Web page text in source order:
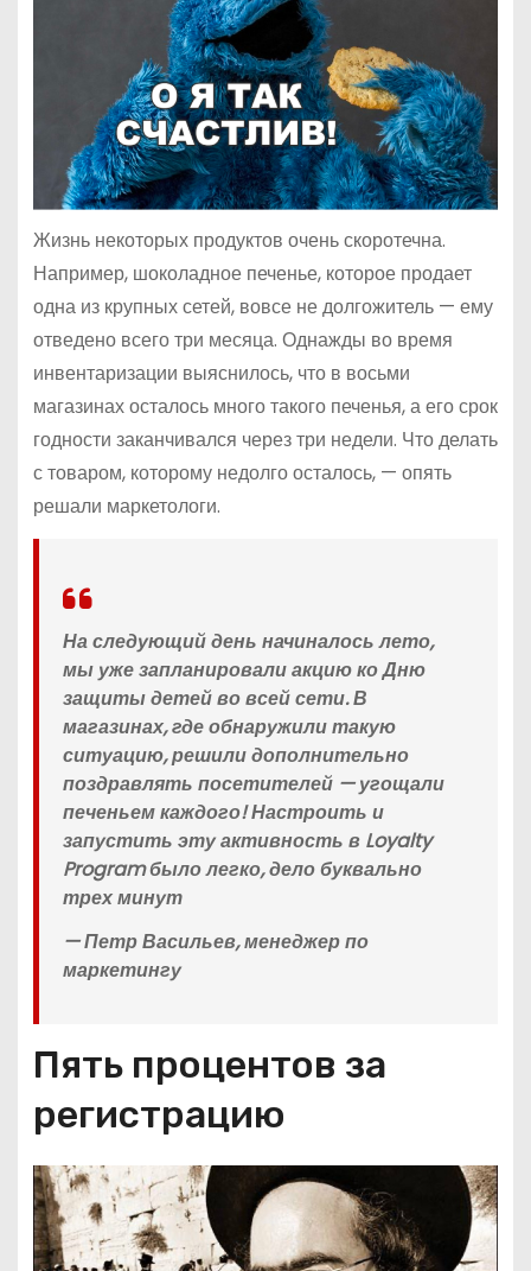
Жизнь некоторых продуктов очень скоротечна.
Например, шоколадное печенье, которое продает
одна из крупных сетей, вовсе не долгожитель — ему
отведено всего три месяца. Однажды во время
инвентаризации выяснилось, что в восьми
магазинах осталось много такого печенья, а его срок
годности заканчивался через три недели. Что делать
с товаром, которому недолго осталось, — опять
решали маркетологи.
На следующий день начиналось лето,
мы уже запланировали акцию ко Дню
защиты детей во всей сети. В
магазинах, где обнаружили такую
ситуацию, решили дополнительно
поздравлять посетителей — угощали
печеньем каждого! Настроить и
запустить эту активность в Loyalty
Program было легко, дело буквально
трех минут
— Петр Васильев, менеджер по
маркетингу
Пять процентов за
регистрацию